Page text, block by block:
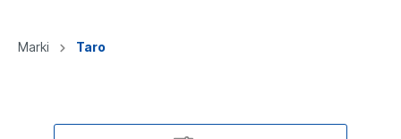
Marki Taro